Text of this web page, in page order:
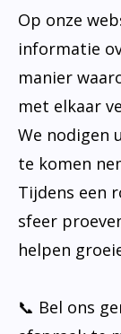
Op onze
informatie
manier
met elkaar
We nodigen
te komen
Tijdens een
sfeer
helpen
📞 Bel ons